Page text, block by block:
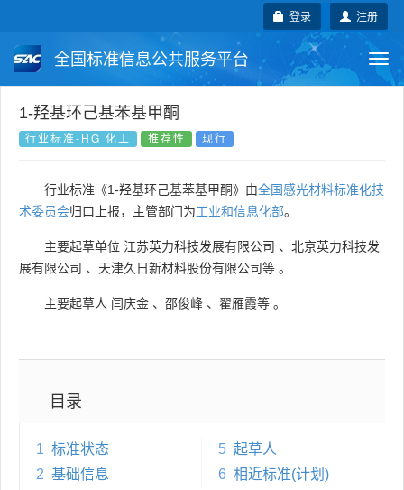
注册
登录
全国标准信息公共服务平台
国家标准 行业标准
国外标准 技术委员会
1-羟基环己基苯基甲酮
行业标准-HG 化工 推荐性 现行
行业标准《1-羟基环己基苯基甲酮》由全国感光材料标准化技
术委员会归口上报，主管部门为工业和信息化部。
主要起草单位 江苏英力科技发展有限公司 、 北京英力科技发
展有限公司 、 天津久日新材料股份有限公司等 。
主要起草人 闫庆金 、 邵俊峰 、 翟雁霞等 。
目录
1 标准状态
2 基础信息
5 起草人
6 相近标准(计划)